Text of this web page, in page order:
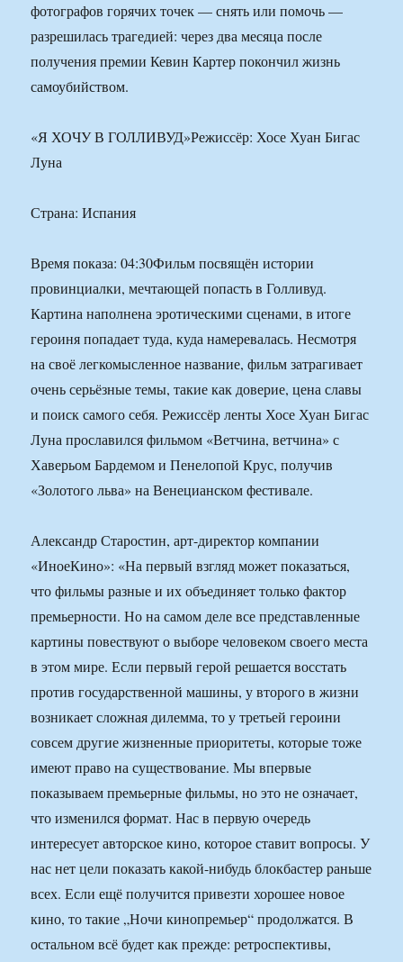
фотографов горячих точек — снять или помочь —
разрешилась трагедией: через два месяца после
получения премии Кевин Картер покончил жизнь
самоубийством.
«Я ХОЧУ В ГОЛЛИВУД»Режиссёр: Хосе Хуан Бигас
Луна
Страна: Испания
Время показа: 04:30Фильм посвящён истории
провинциалки, мечтающей попасть в Голливуд.
Картина наполнена эротическими сценами, в итоге
героиня попадает туда, куда намеревалась. Несмотря
на своё легкомысленное название, фильм затрагивает
очень серьёзные темы, такие как доверие, цена славы
и поиск самого себя. Режиссёр ленты Хосе Хуан Бигас
Луна прославился фильмом «Ветчина, ветчина» с
Хаверьом Бардемом и Пенелопой Крус, получив
«Золотого льва» на Венецианском фестивале.
Александр Старостин, арт-директор компании
«ИноеКино»: «На первый взгляд может показаться,
что фильмы разные и их объединяет только фактор
премьерности. Но на самом деле все представленные
картины повествуют о выборе человеком своего места
в этом мире. Если первый герой решается восстать
против государственной машины, у второго в жизни
возникает сложная дилемма, то у третьей героини
совсем другие жизненные приоритеты, которые тоже
имеют право на существование. Мы впервые
показываем премьерные фильмы, но это не означает,
что изменился формат. Нас в первую очередь
интересует авторское кино, которое ставит вопросы. У
нас нет цели показать какой-нибудь блокбастер раньше
всех. Если ещё получится привезти хорошее новое
кино, то такие „Ночи кинопремьер“ продолжатся. В
остальном всё будет как прежде: ретроспективы,